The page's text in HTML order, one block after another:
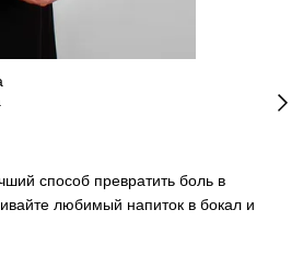
способ превратить боль в
любимый напиток в бокал и